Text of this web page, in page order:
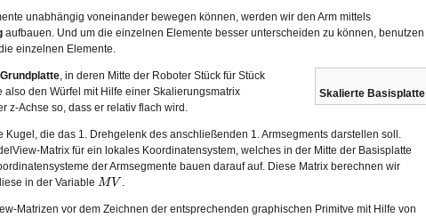
unabhängig voneinander bewegen können, werden wir den Arm mittels
aufbauen. Und um die einzelnen Elemente besser unterscheiden zu können, benutzen
einzelnen Elemente.
Skalierte Basisplatte
Grundplatte, in deren Mitte der Roboter Stück für Stück
den Würfel mit Hilfe einer Skalierungsmatrix
z-Achse so, dass er relativ flach wird.
Kugel, die das 1. Drehgelenk des anschließenden 1. Armsegments darstellen soll.
Matrix für ein lokales Koordinatensystem, welches in der Mitte der Basisplatte
der Armsegmente bauen darauf auf. Diese Matrix berechnen wir
in der Variable M V
MV .
Matrizen vor dem Zeichnen der entsprechenden graphischen Primitve mit Hilfe von